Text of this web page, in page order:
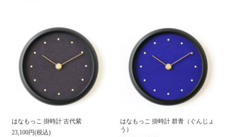
はなもっこ 掛時計 古代紫
23,100円(税込)
はなもっこ 掛時計 群青（ぐんじょ
う）